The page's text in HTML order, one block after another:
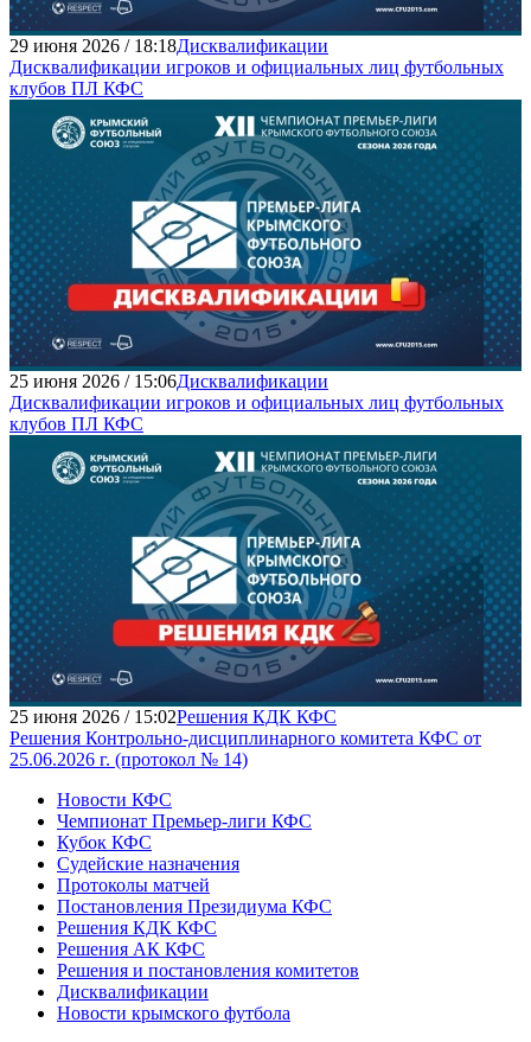
29 июня 2026 / 18:18Дисквалификации
Дисквалификации игроков и официальных лиц футбольных
клубов ПЛ КФС
25 июня 2026 / 15:06Дисквалификации
Дисквалификации игроков и официальных лиц футбольных
клубов ПЛ КФС
25 июня 2026 / 15:02Решения КДК КФС
Решения Контрольно-дисциплинарного комитета КФС от
25.06.2026 г. (протокол № 14)
Новости КФС
Чемпионат Премьер-лиги КФС
Кубок КФС
Судейские назначения
Протоколы матчей
Постановления Президиума КФС
Решения КДК КФС
Решения АК КФС
Решения и постановления комитетов
Дисквалификации
Новости крымского футбола